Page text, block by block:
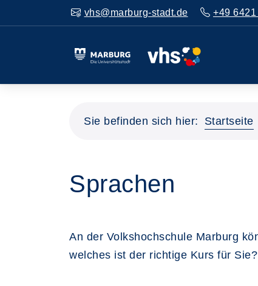
vhs@marburg-stadt.de +49
Sie befinden sich hier: Startseite
Sprachen
An der Volkshochschule Marburg
welches ist der richtige Kurs für Sie?